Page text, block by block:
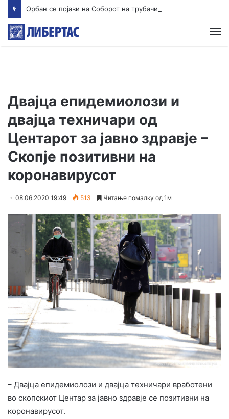
Орбан се појави на Соборот на трубачи во српска Гуча
Двајца епидемиолози и
двајца техничари од
Центарот за јавно здравје –
Скопје позитивни на
коронавирусот
08.06.2020 19:49 513 Читање помалку од 1м
– Двајца епидемиолози и двајца техничари вработени
во скопскиот Центар за јавно здравје се позитивни на
коронавирусот.